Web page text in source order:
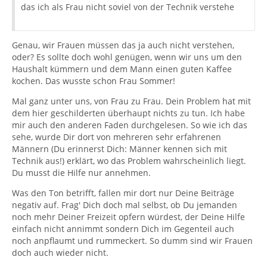
das ich als Frau nicht soviel von der Technik verstehe
Genau, wir Frauen müssen das ja auch nicht verstehen,
oder? Es sollte doch wohl genügen, wenn wir uns um den
Haushalt kümmern und dem Mann einen guten Kaffee
kochen. Das wusste schon Frau Sommer!
Mal ganz unter uns, von Frau zu Frau. Dein Problem hat mit
dem hier geschilderten überhaupt nichts zu tun. Ich habe
mir auch den anderen Faden durchgelesen. So wie ich das
sehe, wurde Dir dort von mehreren sehr erfahrenen
Männern (Du erinnerst Dich: Männer kennen sich mit
Technik aus!) erklärt, wo das Problem wahrscheinlich liegt.
Du musst die Hilfe nur annehmen.
Was den Ton betrifft, fallen mir dort nur Deine Beiträge
negativ auf. Frag' Dich doch mal selbst, ob Du jemanden
noch mehr Deiner Freizeit opfern würdest, der Deine Hilfe
einfach nicht annimmt sondern Dich im Gegenteil auch
noch anpflaumt und rummeckert. So dumm sind wir Frauen
doch auch wieder nicht.